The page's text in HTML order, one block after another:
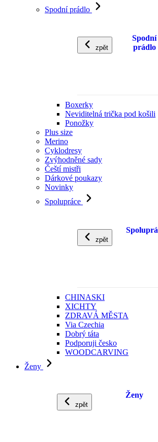
Spodní prádlo
zpět
Spodní
prádlo
Boxerky
Neviditelná trička pod košili
Ponožky
Plus size
Merino
Cyklodresy
Zvýhodněné sady
Čeští mistři
Dárkové poukazy
Novinky
Spolupráce
zpět
CHINASKI
XICHTY
ZDRAVÁ MĚSTA
Via Czechia
Dobrý táta
Podporuji česko
WOODCARVING
Ženy
zpět
Ženy